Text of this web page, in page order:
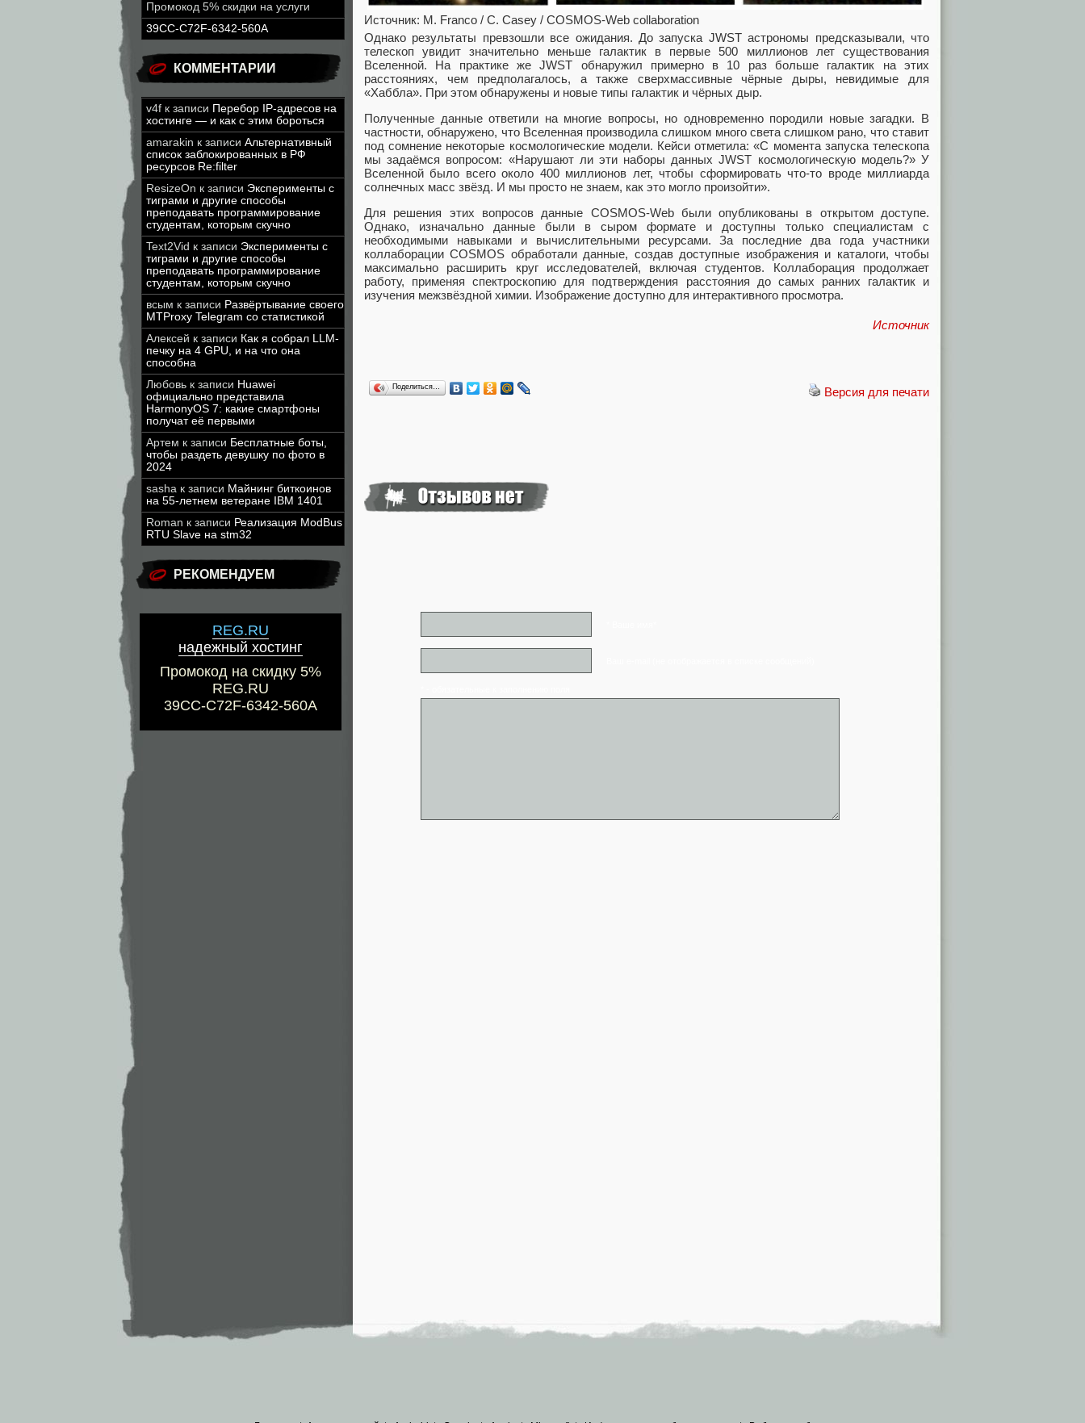
Промокод 5% скидки на услуги
39CC-C72F-6342-560A
КОММЕНТАРИИ
v4f к записи Перебор IP-адресов на
хостинге — и как с этим бороться
amarakin к записи Альтернативный
список заблокированных в РФ
ресурсов Re:filter
ResizeOn к записи Эксперименты с
тиграми и другие способы
преподавать программирование
студентам, которым скучно
Text2Vid к записи Эксперименты с
тиграми и другие способы
преподавать программирование
студентам, которым скучно
всым к записи Развёртывание своего
MTProxy Telegram со статистикой
Алексей к записи Как я собрал LLM-
печку на 4 GPU, и на что она
способна
Любовь к записи Huawei
официально представила
HarmonyOS 7: какие смартфоны
получат её первыми
Артем к записи Бесплатные боты,
чтобы раздеть девушку по фото в
2024
sasha к записи Майнинг биткоинов
на 55-летнем ветеране IBM 1401
Roman к записи Реализация ModBus
RTU Slave на stm32
РЕКОМЕНДУЕМ
REG.RU
надежный хостинг
Промокод на скидку 5%
REG.RU
39CC-C72F-6342-560A
Источник: M. Franco / C. Casey / COSMOS-Web collaboration
Однако результаты превзошли все ожидания. До запуска JWST астрономы предсказывали, что
телескоп увидит значительно меньше галактик в первые 500 миллионов лет существования
Вселенной. На практике же JWST обнаружил примерно в 10 раз больше галактик на этих
расстояниях, чем предполагалось, а также сверхмассивные чёрные дыры, невидимые для
«Хаббла». При этом обнаружены и новые типы галактик и чёрных дыр.
Полученные данные ответили на многие вопросы, но одновременно породили новые загадки. В
частности, обнаружено, что Вселенная производила слишком много света слишком рано, что ставит
под сомнение некоторые космологические модели. Кейси отметила: «С момента запуска телескопа
мы задаёмся вопросом: «Нарушают ли эти наборы данных JWST космологическую модель?» У
Вселенной было всего около 400 миллионов лет, чтобы сформировать что-то вроде миллиарда
солнечных масс звёзд. И мы просто не знаем, как это могло произойти».
Для решения этих вопросов данные COSMOS-Web были опубликованы в открытом доступе.
Однако, изначально данные были в сыром формате и доступны только специалистам с
необходимыми навыками и вычислительными ресурсами. За последние два года участники
коллаборации COSMOS обработали данные, создав доступные изображения и каталоги, чтобы
максимально расширить круг исследователей, включая студентов. Коллаборация продолжает
работу, применяя спектроскопию для подтверждения расстояния до самых ранних галактик и
изучения межзвёздной химии. Изображение доступно для интерактивного просмотра.
Источник
Версия для печати
Поделиться…